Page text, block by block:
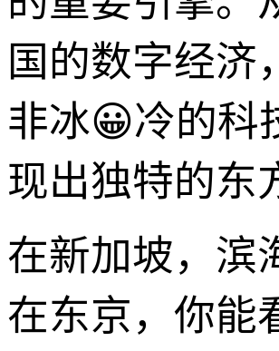
国的数字经济
非冰😀冷的科
现出独特的东
在新加坡，滨
在东京，你能